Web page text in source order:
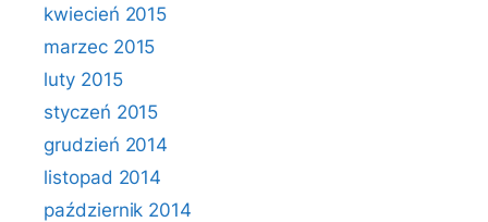
kwiecień 2015
marzec 2015
luty 2015
styczeń 2015
grudzień 2014
listopad 2014
październik 2014